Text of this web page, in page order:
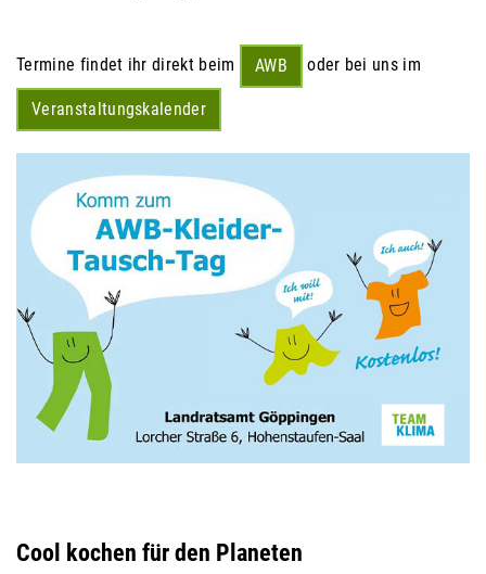
Termine findet ihr direkt beim AWB oder bei uns im
Veranstaltungskalender
Cool kochen für den Planeten